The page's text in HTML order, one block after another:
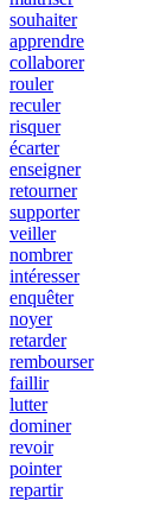
souhaiter
apprendre
collaborer
rouler
reculer
risquer
écarter
enseigner
retourner
supporter
veiller
nombrer
intéresser
enquêter
noyer
retarder
rembourser
faillir
lutter
dominer
revoir
pointer
repartir